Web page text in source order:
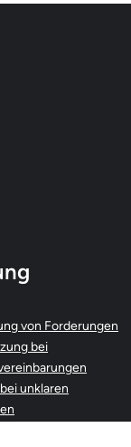
von Forderungen
bei
unklaren